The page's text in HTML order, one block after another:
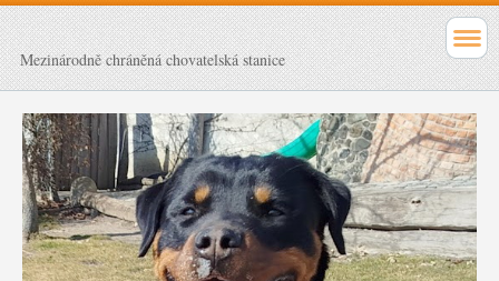
Mezinárodně chráněná chovatelská stanice